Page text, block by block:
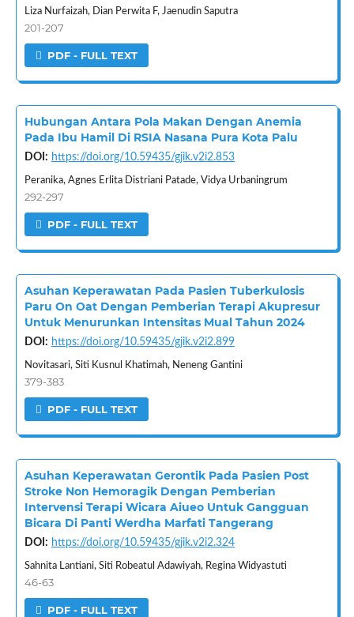
Liza Nurfaizah, Dian Perwita F, Jaenudin Saputra
201-207
PDF - FULL TEXT
Hubungan Antara Pola Makan Dengan Anemia
Pada Ibu Hamil Di RSIA Nasana Pura Kota Palu
DOI: https://doi.org/10.59435/gjik.v2i2.853
Peranika, Agnes Erlita Distriani Patade, Vidya Urbaningrum
292-297
PDF - FULL TEXT
Asuhan Keperawatan Pada Pasien Tuberkulosis
Paru On Oat Dengan Pemberian Terapi Akupresur
Untuk Menurunkan Intensitas Mual Tahun 2024
DOI: https://doi.org/10.59435/gjik.v2i2.899
Novitasari, Siti Kusnul Khatimah, Neneng Gantini
379-383
PDF - FULL TEXT
Asuhan Keperawatan Gerontik Pada Pasien Post
Stroke Non Hemoragik Dengan Pemberian
Intervensi Terapi Wicara Aiueo Untuk Gangguan
Bicara Di Panti Werdha Marfati Tangerang
DOI: https://doi.org/10.59435/gjik.v2i2.324
Sahnita Lantiani, Siti Robeatul Adawiyah, Regina Widyastuti
46-63
PDF - FULL TEXT